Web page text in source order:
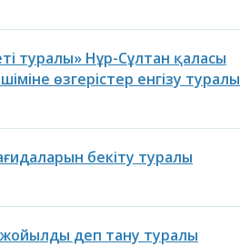
туралы» Нұр-Сұлтан қаласы
өзгерістер енгізу туралы
бекіту туралы
жойылды деп тану туралы